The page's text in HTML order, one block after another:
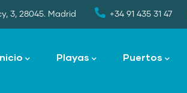
3, 28045. Madrid +34 91 435 31 47
Playas Puertos